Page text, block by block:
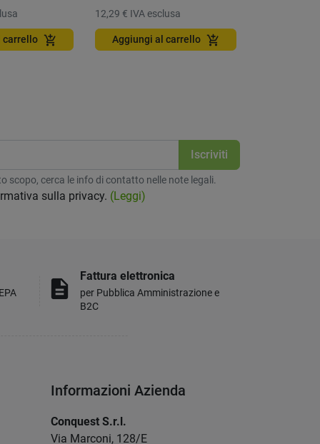
carrello add_shopping_cart
12,29 € IVA esclusa
Aggiungi al carrello add_shopping_cart
scopo, cerca le info di contatto nelle note legali.
sulla privacy. (Leggi)
description
Fattura elettronica
per Pubblica Amministrazione e
B2C
Informazioni Azienda
Conquest S.r.l.
Via Marconi, 128/E